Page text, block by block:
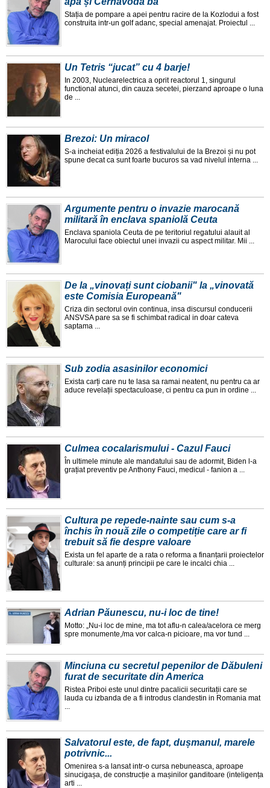
Stația de pompare a apei pentru racire de la Kozlodui a fost
construita intr-un golf adanc, special amenajat. Proiectul ...
Un Tetris “jucat” cu 4 barje!
In 2003, Nuclearelectrica a oprit reactorul 1, singurul
functional atunci, din cauza secetei, pierzand aproape o luna
de ...
Brezoi: Un miracol
S-a incheiat ediția 2026 a festivalului de la Brezoi și nu pot
spune decat ca sunt foarte bucuros sa vad nivelul interna ...
Argumente pentru o invazie marocană
militară în enclava spaniolă Ceuta
Enclava spaniola Ceuta de pe teritoriul regatului alauit al
Marocului face obiectul unei invazii cu aspect militar. Mii ...
De la „vinovați sunt ciobanii" la „vinovată
este Comisia Europeană"
Criza din sectorul ovin continua, insa discursul conducerii
ANSVSA pare sa se fi schimbat radical in doar cateva
saptama ...
Sub zodia asasinilor economici
Exista carți care nu te lasa sa ramai neatent, nu pentru ca ar
aduce revelații spectaculoase, ci pentru ca pun in ordine ...
Culmea cocalarismului - Cazul Fauci
În ultimele minute ale mandatului sau de adormit, Biden l-a
grațiat preventiv pe Anthony Fauci, medicul - fanion a ...
Cultura pe repede-nainte sau cum s-a
închis în nouă zile o competiție care ar fi
trebuit să fie despre valoare
Exista un fel aparte de a rata o reforma a finanțarii proiectelor
culturale: sa anunți principii pe care le incalci chia ...
Adrian Păunescu, nu-i loc de tine!
Motto: „Nu-i loc de mine, ma tot aflu-n calea/acelora ce merg
spre monumente,/ma vor calca-n picioare, ma vor tund ...
Minciuna cu secretul pepenilor de Dăbuleni
furat de securitate din America
Ristea Priboi este unul dintre pacalicii securitații care se
lauda cu izbanda de a fi introdus clandestin in Romania mat
Salvatorul este, de fapt, dușmanul, marele
potrivnic...
Omenirea s-a lansat intr-o cursa nebuneasca, aproape
sinucigașa, de construcție a mașinilor ganditoare (inteligența
arti ...